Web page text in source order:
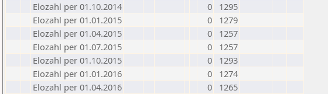
Elozahl per 01.10.2014
0
1295
Elozahl per 01.01.2015
0
1279
Elozahl per 01.04.2015
0
1257
Elozahl per 01.07.2015
0
1257
Elozahl per 01.10.2015
0
1293
Elozahl per 01.01.2016
0
1274
Elozahl per 01.04.2016
0
1265